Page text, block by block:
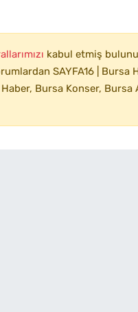
kabul etmiş
SAYFA16 | Bursa
Bursa Konser,